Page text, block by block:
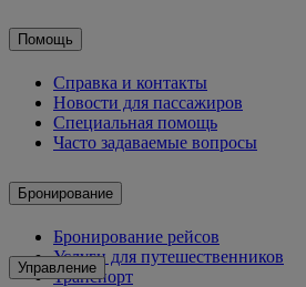
Помощь
Справка и контакты
Новости для пассажиров
Специальная помощь
Часто задаваемые вопросы
Бронирование
Бронирование рейсов
Услуги для путешественников
Транспорт
Управление